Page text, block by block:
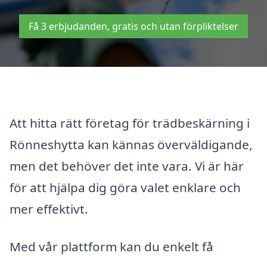
Få 3 erbjudanden, gratis och utan förpliktelser
Att hitta rätt företag för trädbeskärning i
Rönneshytta kan kännas överväldigande,
men det behöver det inte vara. Vi är här
för att hjälpa dig göra valet enklare och
mer effektivt.
Med vår plattform kan du enkelt få